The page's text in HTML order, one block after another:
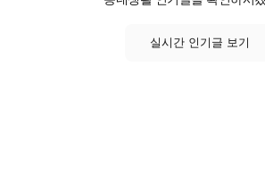
실시간 인기글 보기